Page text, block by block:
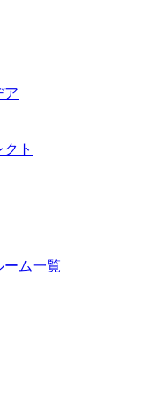
ア
ト
ーム一覧